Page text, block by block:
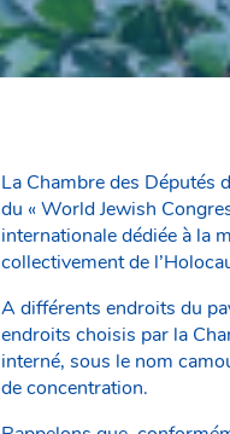
La Chambre des Députés
du « World Jewish
internationale dédiée à la
collectivement de
A différents endroits du
endroits choisis par la
interné, sous le nom
de concentration.